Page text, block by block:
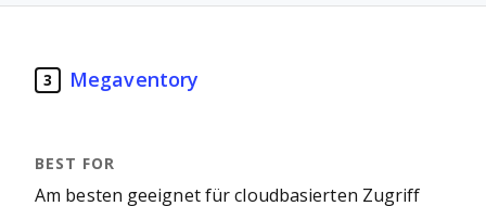
3 Megaventory
Am besten geeignet für cloudbasierten Zugriff